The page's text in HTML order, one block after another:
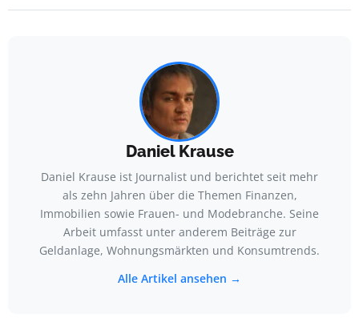
Daniel Krause
Daniel Krause ist Journalist und berichtet seit mehr
als zehn Jahren über die Themen Finanzen,
Immobilien sowie Frauen- und Modebranche. Seine
Arbeit umfasst unter anderem Beiträge zur
Geldanlage, Wohnungsmärkten und Konsumtrends.
Alle Artikel ansehen →